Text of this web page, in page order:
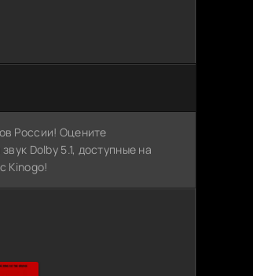
России! Оцените
Dolby 5.1, доступные на
Kinogo!